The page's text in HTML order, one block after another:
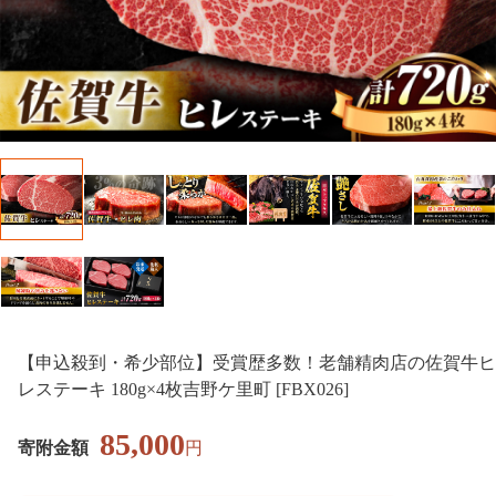
【申込殺到・希少部位】受賞歴多数！老舗精肉店の佐賀牛ヒ
レステーキ 180g×4枚吉野ケ里町 [FBX026]
寄附金額 85,000円